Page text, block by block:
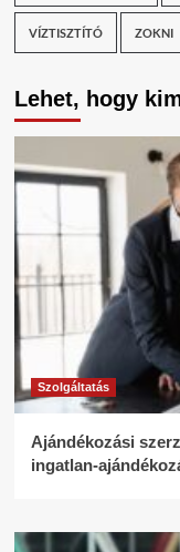
VÍZTISZTÍTÓ ZOKNI
Lehet, hogy
Szolgáltatás
Ajándékozási
ingatlan-